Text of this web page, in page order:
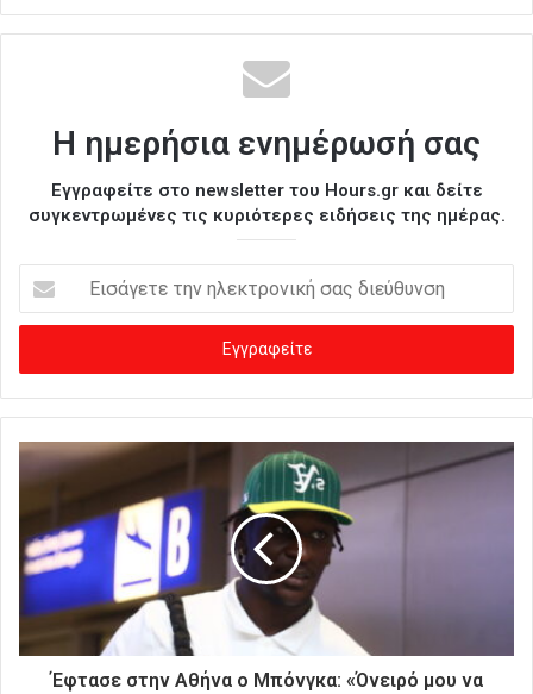
Η ημερήσια ενημέρωσή σας
Εγγραφείτε στο newsletter του Hours.gr και δείτε
συγκεντρωμένες τις κυριότερες ειδήσεις της ημέρας.
σ
γ
ε
ε
η
λ
τ
Έφτασε στην Αθήνα ο Μπόνγκα: «Όνειρό μου να